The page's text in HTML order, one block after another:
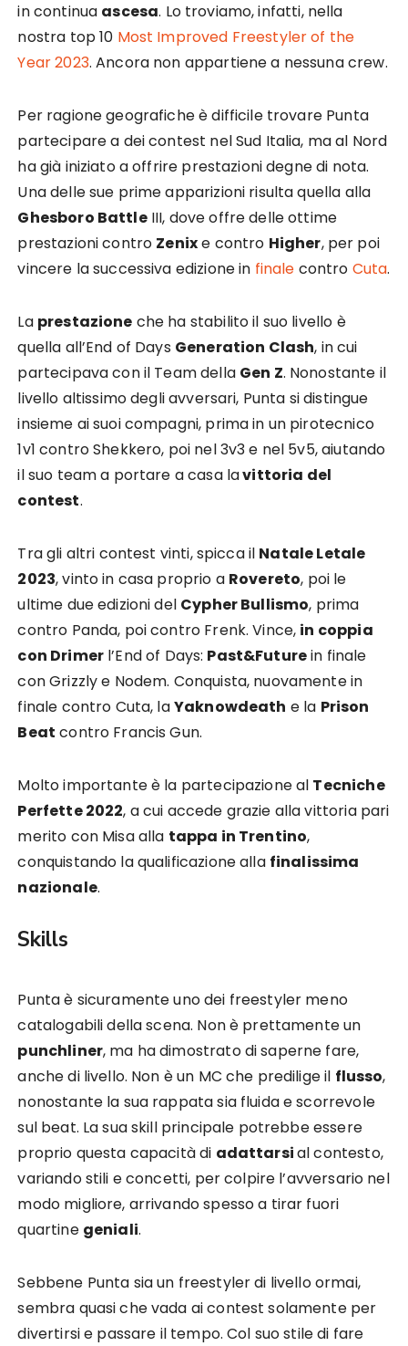
in continua ascesa. Lo troviamo, infatti, nella
nostra top 10 Most Improved Freestyler of the
Year 2023. Ancora non appartiene a nessuna crew.
Per ragione geografiche è difficile trovare Punta
partecipare a dei contest nel Sud Italia, ma al Nord
ha già iniziato a offrire prestazioni degne di nota.
Una delle sue prime apparizioni risulta quella alla
Ghesboro BattleIII, dove offre delle ottime
prestazioni contro Zenixe contro Higher, per poi
vincere la successiva edizione in finale contro Cuta.
La prestazione che ha stabilito il suo livello è
quella all’End of Days Generation Clash, in cui
partecipava con il Team della Gen Z. Nonostante il
livello altissimo degli avversari, Punta si distingue
insieme ai suoi compagni, prima in un pirotecnico
1v1 contro Shekkero, poi nel 3v3 e nel 5v5, aiutando
il suo team a portare a casa lavittoria del
contest.
Tra gli altri contest vinti, spicca il Natale Letale
2023, vinto in casa proprio a Rovereto, poi le
ultime due edizioni del Cypher Bullismo, prima
contro Panda, poi contro Frenk. Vince, in coppia
con Drimer l’End of Days: Past&Futurein finale
con Grizzly e Nodem. Conquista, nuovamente in
finale contro Cuta, laYaknowdeath e la Prison
Beat contro Francis Gun.
Molto importante è la partecipazione al Tecniche
Perfette 2022, a cui accede grazie alla vittoria pari
merito con Misa alla tappa in Trentino,
conquistando la qualificazione alla finalissima
nazionale.
Skills
Punta è sicuramente uno dei freestyler meno
catalogabili della scena. Non è prettamente un
punchliner, ma ha dimostrato di saperne fare,
anche di livello. Non è un MC che predilige il flusso,
nonostante la sua rappata sia fluida e scorrevole
sul beat. La sua skill principale potrebbe essere
proprio questa capacità di adattarsial contesto,
variando stili e concetti, per colpire l’avversario nel
modo migliore, arrivando spesso a tirar fuori
quartine geniali.
Sebbene Punta sia un freestyler di livello ormai,
sembra quasi che vada ai contest solamente per
divertirsi e passare il tempo. Col suo stile di fare